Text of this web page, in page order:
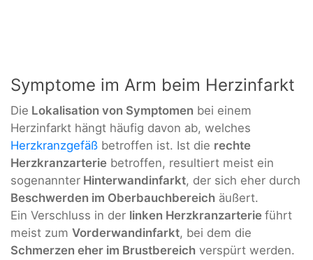
Symptome im Arm beim Herzinfarkt
Die Lokalisation von Symptomen bei einem
Herzinfarkt hängt häufig davon ab, welches
Herzkranzgefäß betroffen ist. Ist die rechte
Herzkranzarterie betroffen, resultiert meist ein
sogenannter Hinterwandinfarkt, der sich eher durch
Beschwerden im Oberbauchbereich äußert.
Ein Verschluss in der linken Herzkranzarterie führt
meist zum Vorderwandinfarkt, bei dem die
Schmerzen eher im Brustbereich verspürt werden.